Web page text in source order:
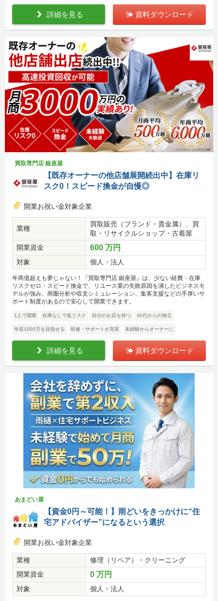
詳細を見る 資料ダウンロード
買取専門店 銀座屋
【既存オーナーの他店舗展開続出中】在庫リ
スク0！スピード換金が自慢◎
開業お祝い金対象企業
業種
買取販売（ブランド・貴金属）、買
取・リサイクルショップ・古着屋
開業資金
600 万円
対象 個人・法人
年商億超えも夢じゃない！『買取専門店 銀座屋』は、少ない経費・在庫
リスクゼロ・スピード換金で、リユース業の失敗原因を潰したビジネスモ
デルが強み。商圏分析や収支シミュレーション、集客支援などの手厚いサ
ポート制度があるので安心して開業できます。
1人で開業 在庫なしで低リスク 自分のお店を持つ 40代からの独立
年収1000万を目指せる 研修・サポートが充実 未経験からオーナーに
詳細を見る 資料ダウンロード
あまどい屋
【資金0円～可能！】雨どいをきっかけに“住
宅アドバイザー”になるという選択
開業お祝い金対象企業
業種
修理（リペア）・クリーニング
開業資金
0 万円
対象 個人・法人